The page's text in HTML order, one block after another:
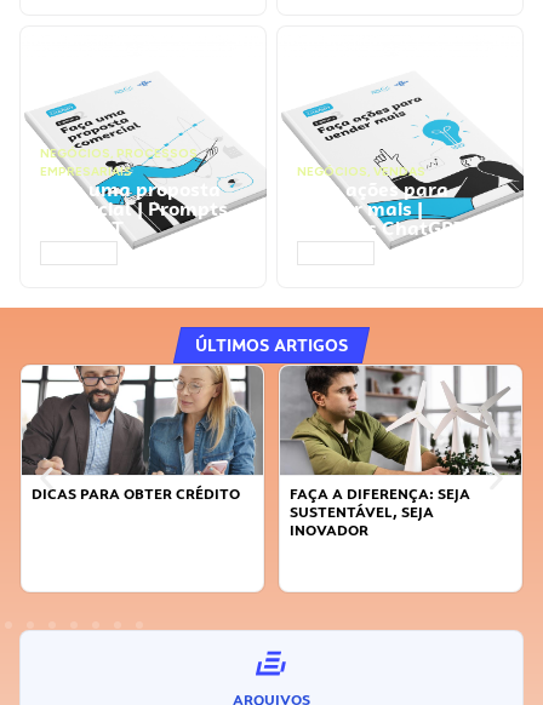
NEGÓCIOS, PROCESSOS
EMPRESARIAIS
Faça uma proposta
comercial | Prompts
ChatGPT
NEGÓCIOS, VENDAS
Faça ações para
vender mais |
Prompts ChatGPT
ÚLTIMOS ARTIGOS
DICAS PARA OBTER CRÉDITO
FAÇA A DIFERENÇA: SEJA
SUSTENTÁVEL, SEJA
INOVADOR
ARQUIVOS